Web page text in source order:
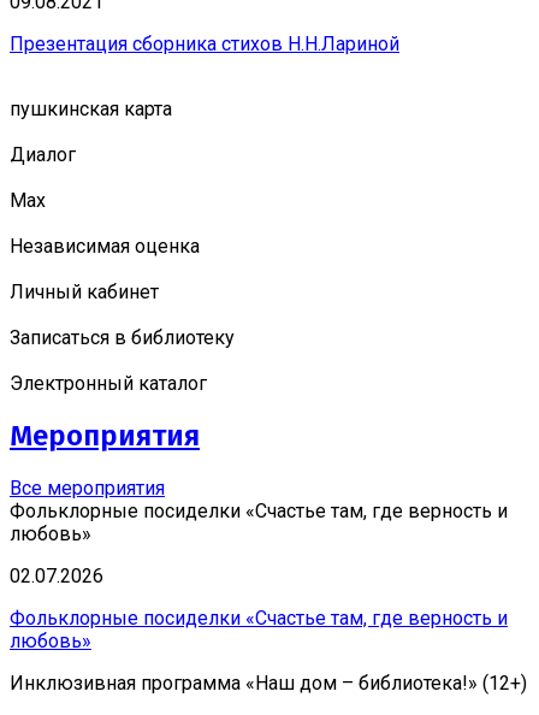
Презентация сборника стихов Н.Н.Лариной
пушкинская карта
Диалог
Мах
Независимая оценка
Личный кабинет
Записаться в библиотеку
Электронный каталог
Мероприятия
Все мероприятия
Фольклорные посиделки «Счастье там, где верность и
любовь»
02.07.2026
Фольклорные посиделки «Счастье там, где верность и
любовь»
Инклюзивная программа «Наш дом – библиотека!» (12+)